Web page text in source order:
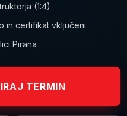
(1:4)
in certifikat vključeni
Pirana
TERMIN